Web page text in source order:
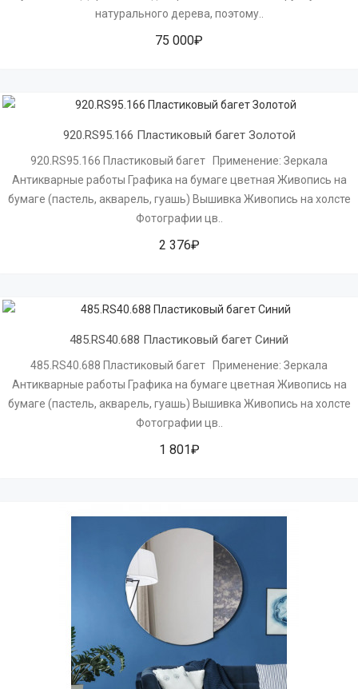
натурального дерева, поэтому..
75 000₽
920.RS95.166 Пластиковый багет Золотой
920.RS95.166 Пластиковый багет Применение: Зеркала
Антикварные работы Графика на бумаге цветная Живопись на
бумаге (пастель, акварель, гуашь) Вышивка Живопись на холсте
Фотографии цв..
2 376₽
485.RS40.688 Пластиковый багет Синий
485.RS40.688 Пластиковый багет Применение: Зеркала
Антикварные работы Графика на бумаге цветная Живопись на
бумаге (пастель, акварель, гуашь) Вышивка Живопись на холсте
Фотографии цв..
1 801₽